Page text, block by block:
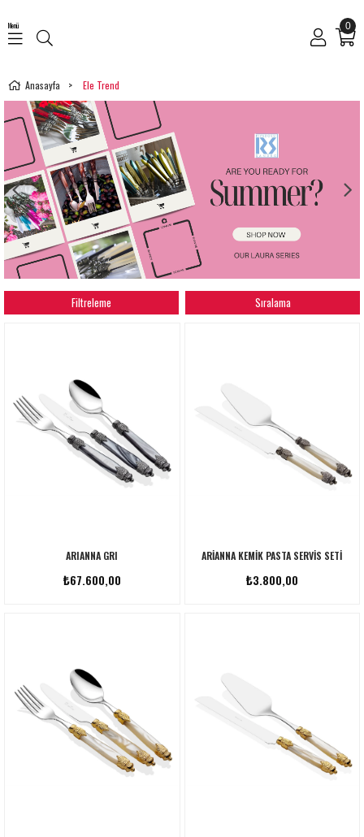
0
Menü
Anasayfa Ele Trend
Filtreleme Sıralama
ARIANNA GRI
₺67.600,00
ARIANNA KEMIK PASTA SERVIS SETI
₺3.800,00